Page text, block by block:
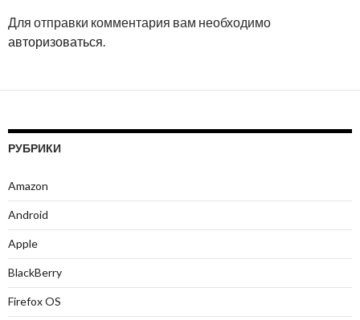
Для отправки комментария вам необходимо
авторизоваться.
РУБРИКИ
Amazon
Android
Apple
BlackBerry
Firefox OS